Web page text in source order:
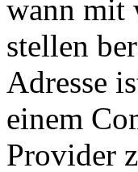
wann mit
stellen
Adresse
einem
Provider